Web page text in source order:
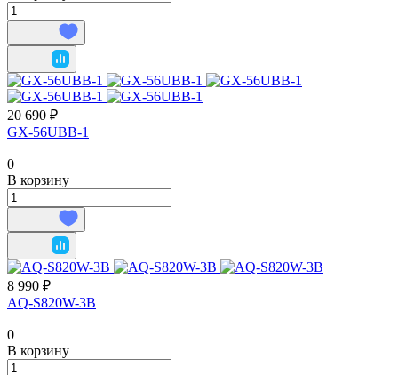
20 690 ₽
GX-56UBB-1
0
В корзину
8 990 ₽
AQ-S820W-3B
0
В корзину